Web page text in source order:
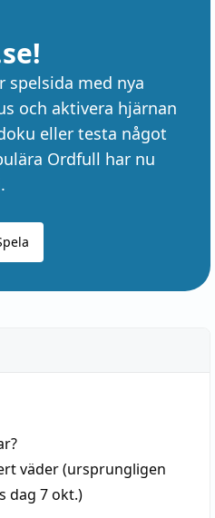
spelsida med nya
och aktivera hjärnan
eller testa något
Ordfull har nu
?
väder(ursprungligen
dag 7 okt.)